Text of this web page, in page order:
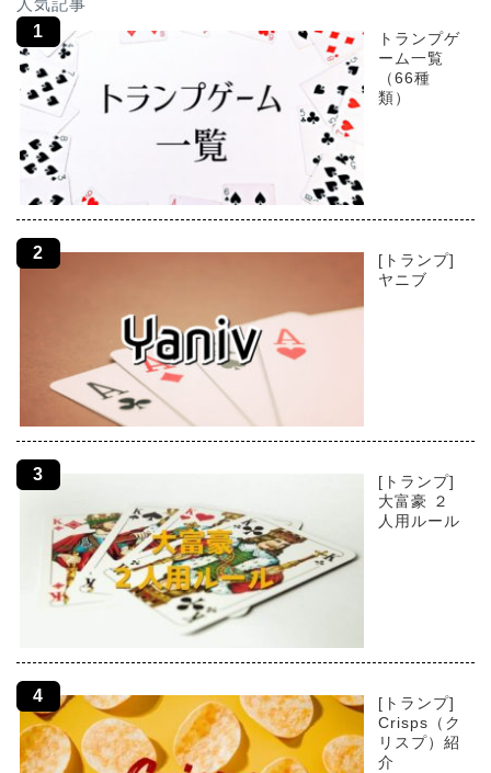
人気記事
トランプゲ
ーム一覧
（66種
類）
[トランプ]
ヤニブ
[トランプ]
大富豪 ２
人用ルール
[トランプ]
Crisps（ク
リスプ）紹
介